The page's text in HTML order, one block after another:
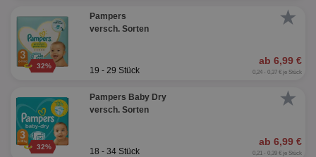
★
32%
Pampers
versch. Sorten
ab 6,99 €
19 - 29 Stück 0,24 - 0,37 € je Stück
★
32%
Pampers Baby Dry
versch. Sorten
ab 6,99 €
18 - 34 Stück 0,21 - 0,39 € je Stück